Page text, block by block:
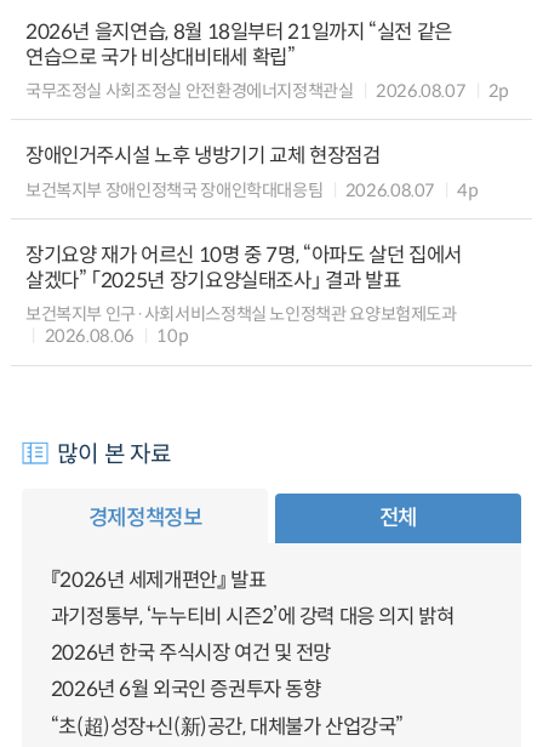
2026년 을지연습, 8월 18일부터 21일까지 “실전 같은
연습으로 국가 비상대비태세 확립”
국무조정실 사회조정실 안전환경에너지정책관실 2026.08.07 2p
장애인거주시설 노후 냉방기기 교체 현장점검
보건복지부 장애인정책국 장애인학대대응팀 2026.08.07 4p
장기요양 재가 어르신 10명 중 7명, “아파도 살던 집에서
살겠다” 「2025년 장기요양실태조사」 결과 발표
보건복지부 인구·사회서비스정책실 노인정책관 요양보험제도과
2026.08.06
10p
많이 본 자료
경제정책정보 전체
『2026년 세제개편안』 발표
과기정통부, ‘누누티비 시즌2’에 강력 대응 의지 밝혀
2026년 한국 주식시장 여건 및 전망
2026년 6월 외국인 증권투자 동향
“초(超)성장+신(新)공간, 대체불가 산업강국”